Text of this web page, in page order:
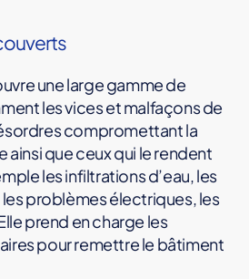
une large gamme de
les vices et malfaçons de
compromettant la
ainsi que ceux qui le rendent
les infiltrations d’eau, les
problèmes électriques, les
prend en charge les
pour remettre le bâtiment